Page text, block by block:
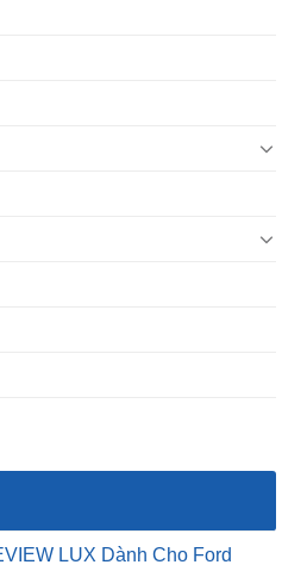
LUX Dành Cho Ford